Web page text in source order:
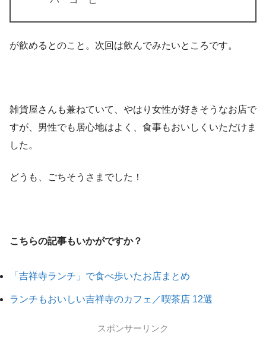
が飲めるとのこと。次回は飲んでみたいところです。
雑貨屋さんも兼ねていて、やはり女性が好きそうなお店で
すが、男性でも居心地はよく、食事もおいしくいただけま
した。
どうも、ごちそうさまでした！
こちらの記事もいかがですか？
「吉祥寺ランチ」で食べ歩いたお店まとめ
ランチもおいしい吉祥寺のカフェ／喫茶店 12選
スポンサーリンク